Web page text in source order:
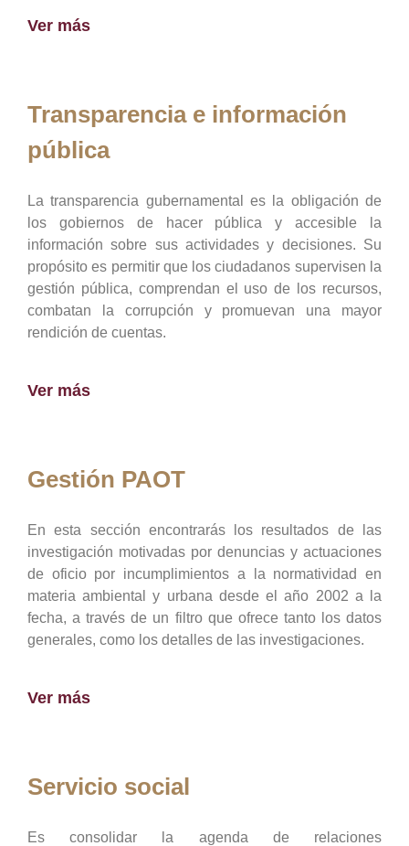
Ver más
Transparencia e información
pública
La transparencia gubernamental es la obligación de
los gobiernos de hacer pública y accesible la
información sobre sus actividades y decisiones. Su
propósito es permitir que los ciudadanos supervisen la
gestión pública, comprendan el uso de los recursos,
combatan la corrupción y promuevan una mayor
rendición de cuentas.
Ver más
Gestión PAOT
En esta sección encontrarás los resultados de las
investigación motivadas por denuncias y actuaciones
de oficio por incumplimientos a la normatividad en
materia ambiental y urbana desde el año 2002 a la
fecha, a través de un filtro que ofrece tanto los datos
generales, como los detalles de las investigaciones.
Ver más
Servicio social
Es consolidar la agenda de relaciones